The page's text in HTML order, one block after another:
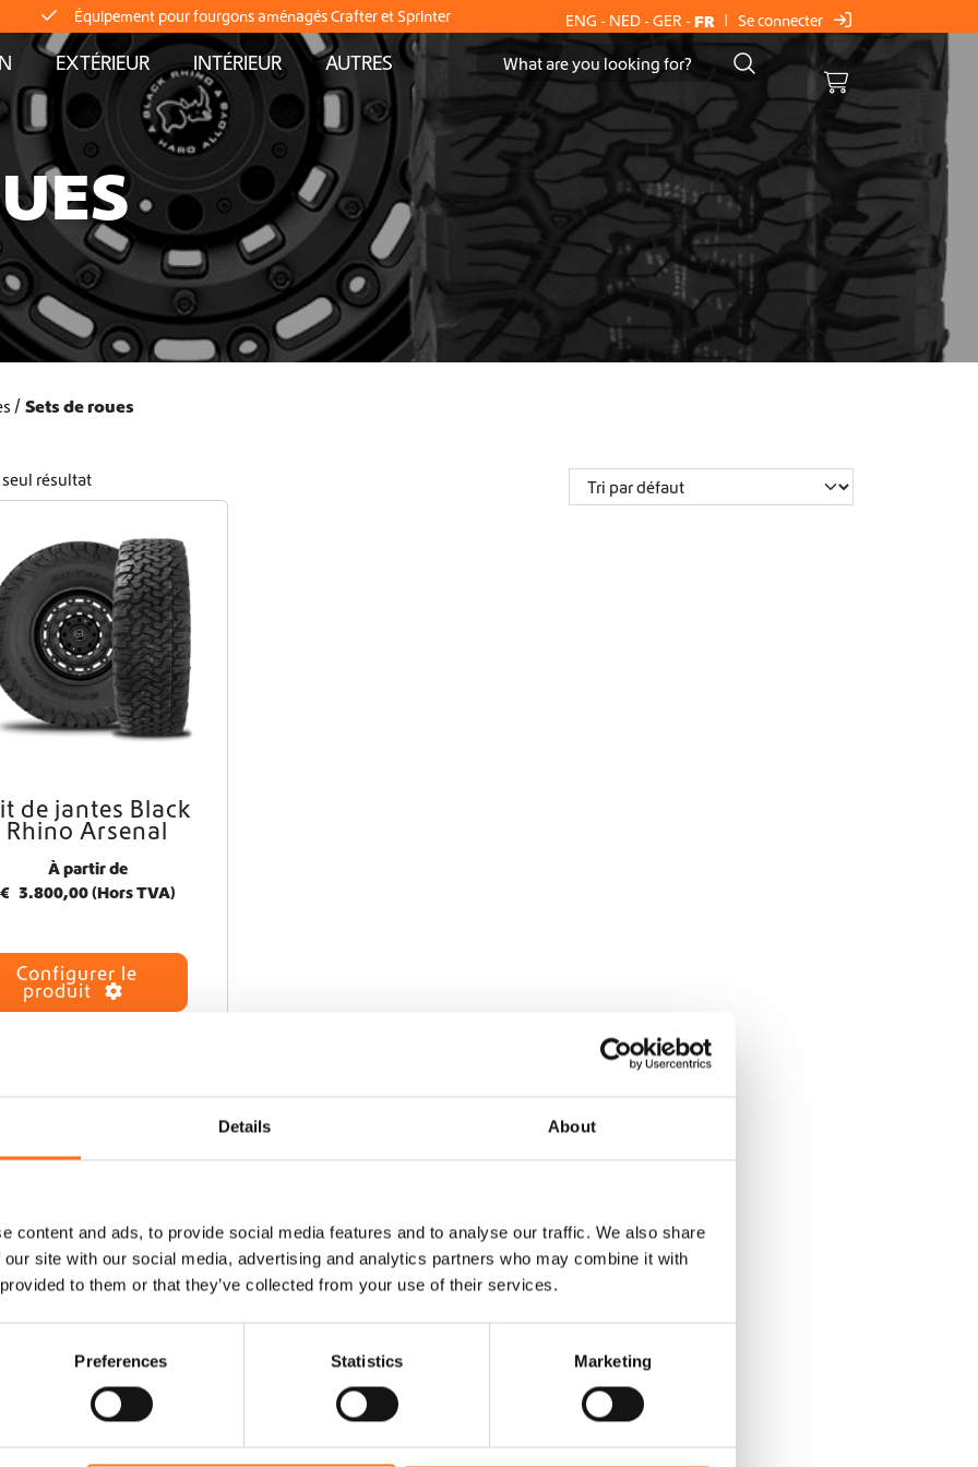
Details About
content and ads, to provide social media features and to analyse our traffic. We also share
site with our social media, advertising and analytics partners who may combine it with
to them or that they’ve collected from your use of their services.
Preferences Statistics Marketing
Équipement pour fourgons aménagés Crafter et Sprinter
Livraison directe depuis le stock
Livraison mondiale
Équipement pour fourgons aménagés Crafter et Sprinter
Livraison directe depuis le stock
Livraison mondiale
Équipement pour fourgons aménagés Crafter et Sprinter
Équipement pour fourgons aménagés Crafter et Sprinter
ENG - NED -GER -FR Se connecter
EXTÉRIEUR INTÉRIEUR
AUTRES
Cart
Sets de roues
résultat
de jantes Black
Rhino Arsenal
À partir de
€ 3.800,00(Hors TVA)
Configurer le
produit